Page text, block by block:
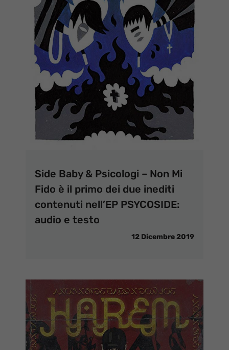
Side Baby & Psicologi – Non Mi
Fido è il primo dei due inediti
contenuti nell’EP PSYCOSIDE:
audio e testo
12 Dicembre 2019